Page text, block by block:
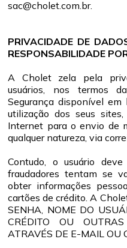
sac@cholet.com.br.
PRIVACIDADE DE
RESPONSABILIDADE
A Cholet zela pela
usuários, nos termos
Segurança disponível
utilização dos seus
Internet para o envio de
qualquer natureza, via
Contudo, o usuário
fraudadores tentam se
obter informações
cartões de crédito. A
SENHA, NOME DO
CRÉDITO OU OUTRAS
ATRAVÉS DE E-MAIL OU